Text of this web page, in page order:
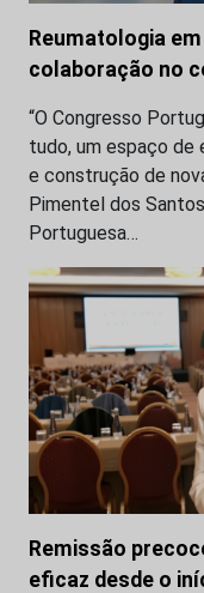
Reumatologia
colaboração no
“O Congresso
tudo, um espaço de
e construção de
Pimentel dos
Portuguesa…
Remissão
eficaz desde o